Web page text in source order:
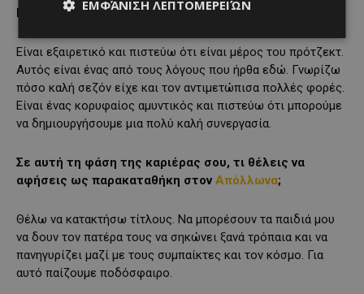
Κβίντα;
Είναι εξαιρετικό και πιστεύω ότι είναι μέρος του πρότζεκτ.
Αυτός είναι ένας από τους λόγους που ήρθα εδώ. Γνωρίζω
πόσο καλή σεζόν είχε και τον αντιμετώπισα πολλές φορές.
Είναι ένας κορυφαίος αμυντικός και πιστεύω ότι μπορούμε
να δημιουργήσουμε μια πολύ καλή συνεργασία.
Σε αυτή τη φάση της καριέρας σου, τι θέλεις να
αφήσεις ως παρακαταθήκη στον Απόλλωνα;
Θέλω να κατακτήσω τίτλους. Να μπορέσουν τα παιδιά μου
να δουν τον πατέρα τους να σηκώνει ξανά τρόπαια και να
πανηγυρίζει μαζί με τους συμπαίκτες και τον κόσμο. Για
αυτό παίζουμε ποδόσφαιρο.
ΕΜΦΆΝΙΣΗ ΛΕΠΤΟΜΕΡΕΙΏΝ